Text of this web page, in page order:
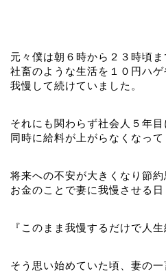
元々僕は朝６時から２３時頃ま
社畜のような生活を１０円ハ
我慢して続けていました。
それにも関わらず社会人５年目
同時に給料が上がらなくなって
将来への不安が大きくなり節約
お金のことで妻に我慢させる日
『このまま我慢するだけで人生
そう思い始めていた頃、妻の